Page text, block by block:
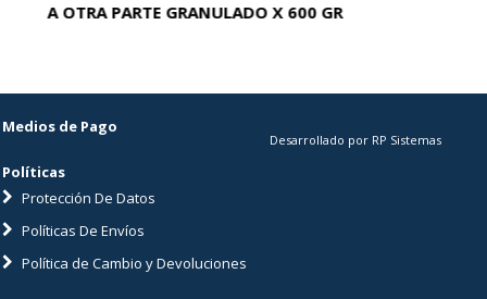
A OTRA PARTE GRANULADO X 600 GR
Medios de Pago
Políticas
Protección De Datos
Políticas De Envíos
Política de Cambio y Devoluciones
Desarrollado por RP Sistemas